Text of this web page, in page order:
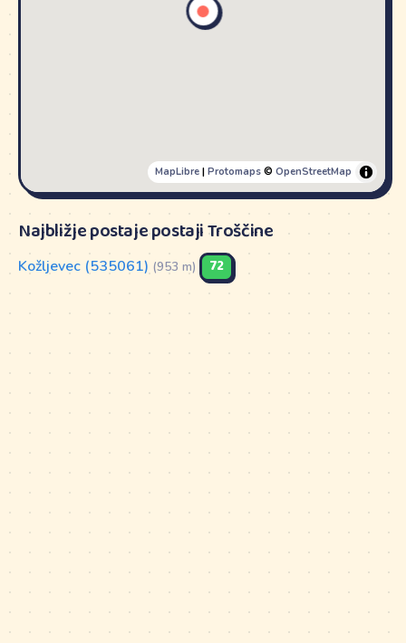
MapLibre| Protomaps© OpenStreetMap
Najbližje postaje postaji Troščine
Kožljevec (535061) (953 m) 72